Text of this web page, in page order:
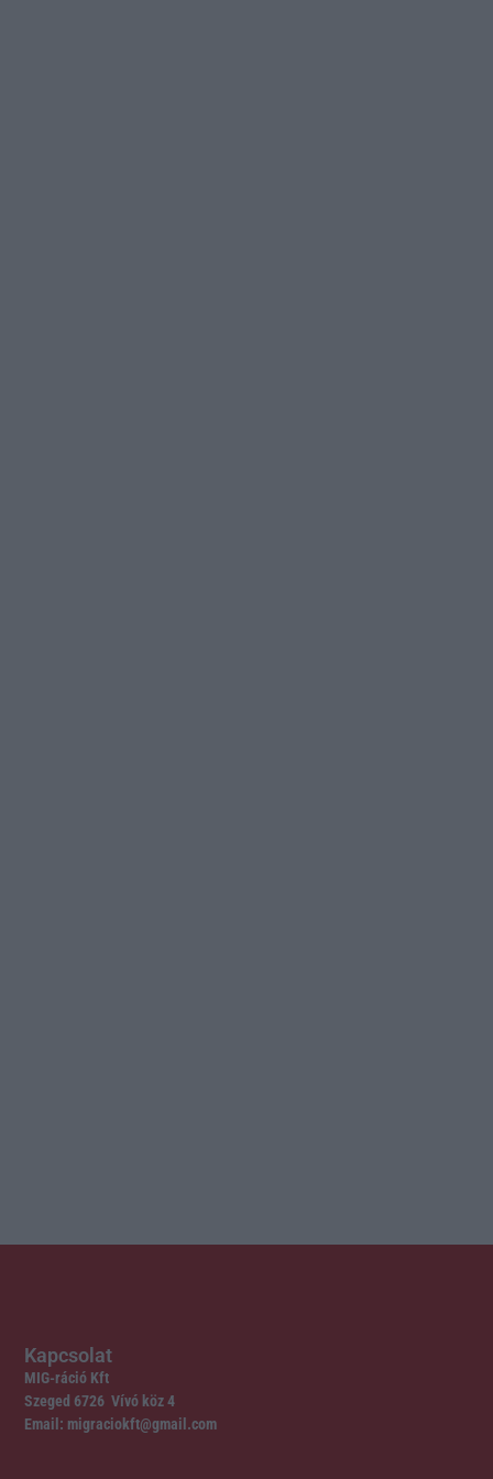
Kapcsolat
MIG-ráció Kft
Szeged 6726 Vívó köz 4
Email: migraciokft@gmail.com